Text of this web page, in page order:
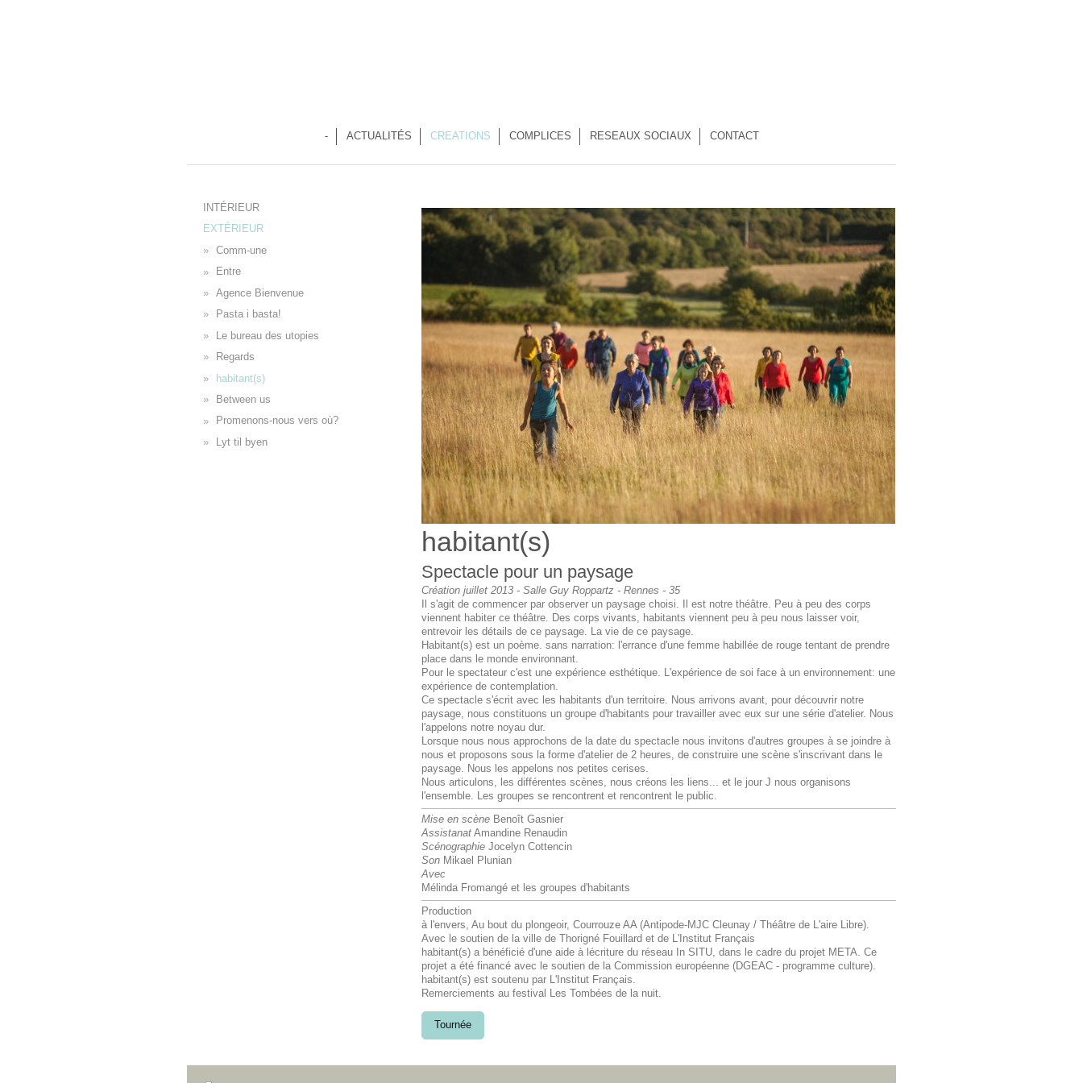
- ACTUALITÉS CREATIONS COMPLICES RESEAUX SOCIAUX CONTACT
habitant(s)
Spectacle pour un paysage
Création juillet 2013 - Salle Guy Roppartz - Rennes - 35
Il s'agit de commencer par observer un paysage choisi. Il est notre théâtre. Peu à peu des corps
viennent habiter ce théâtre. Des corps vivants, habitants viennent peu à peu nous laisser voir,
entrevoir les détails de ce paysage. La vie de ce paysage.
Habitant(s) est un poème. sans narration: l'errance d'une femme habillée de rouge tentant de prendre
place dans le monde environnant.
Pour le spectateur c'est une expérience esthétique. L'expérience de soi face à un environnement: une
expérience de contemplation.
Ce spectacle s'écrit avec les habitants d'un territoire. Nous arrivons avant, pour découvrir notre
paysage, nous constituons un groupe d'habitants pour travailler avec eux sur une série d'atelier. Nous
l'appelons notre noyau dur.
Lorsque nous nous approchons de la date du spectacle nous invitons d'autres groupes à se joindre à
nous et proposons sous la forme d'atelier de 2 heures, de construire une scène s'inscrivant dans le
paysage. Nous les appelons nos petites cerises.
Nous articulons, les différentes scènes, nous créons les liens... et le jour J nous organisons
l'ensemble. Les groupes se rencontrent et rencontrent le public.
Mise en scène Benoît Gasnier
AssistanatAmandine Renaudin
ScénographieJocelyn Cottencin
SonMikael Plunian
Avec
Mélinda Fromangé et les groupes d'habitants
Production
à l'envers, Au bout du plongeoir, Courrouze AA (Antipode-MJC Cleunay / Théâtre de L'aire Libre).
Avec le soutien de la ville de Thorigné Fouillard et de L'Institut Français
habitant(s) a bénéficié d'une aide à lécriture du réseau In SITU, dans le cadre du projet META. Ce
projet a été financé avec le soutien de la Commission européenne (DGEAC - programme culture).
habitant(s) est soutenu par L'Institut Français.
Remerciements au festival Les Tombées de la nuit.
Tournée
INTÉRIEUR
EXTÉRIEUR
Comm-une
Entre
Agence Bienvenue
Pasta i basta!
Le bureau des utopies
Regards
habitant(s)
Between us
Promenons-nous vers où?
Lyt til byen